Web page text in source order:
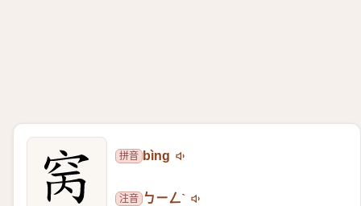
拼音 bìng
注音 ㄅㄧㄥˋ